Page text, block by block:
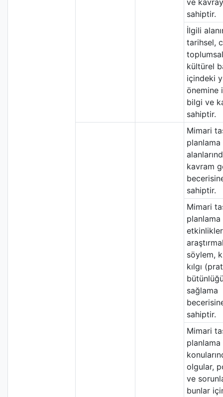
ve
sahiptir.
İlgili
tarihsel,
kültürel
içindeki
önemine
bilgi ve
sahiptir.
Mimari
planlama
kavram
sahiptir.
Mimari
planlama
söylem,
kılgı
sağlama
sahiptir.
Mimari
planlama
olgular,
ve
bunlar